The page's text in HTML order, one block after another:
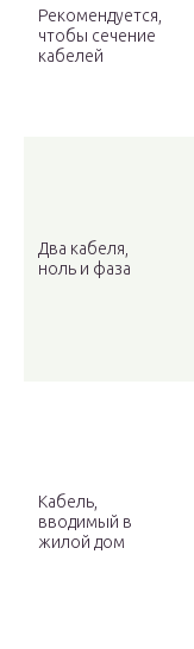
Рекомендуется,
чтобы сечение
кабелей
Два кабеля,
ноль и фаза
Кабель,
вводимый в
жилой дом